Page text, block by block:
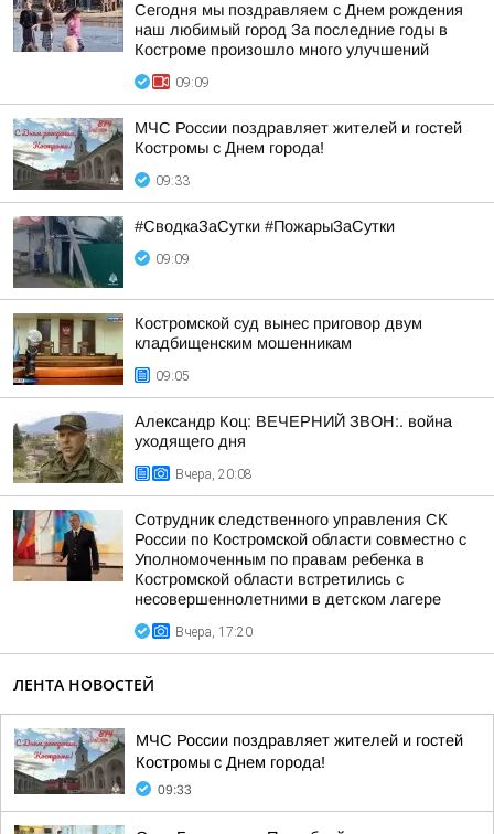
Сегодня мы поздравляем с Днем рождения
наш любимый город За последние годы в
Костроме произошло много улучшений
09:09
МЧС России поздравляет жителей и гостей
Костромы с Днем города!
09:33
#СводкаЗаСутки #ПожарыЗаСутки
09:09
Костромской суд вынес приговор двум
кладбищенским мошенникам
09:05
Александр Коц: ВЕЧЕРНИЙ ЗВОН:. война
уходящего дня
Вчера, 20:08
Сотрудник следственного управления СК
России по Костромской области совместно с
Уполномоченным по правам ребенка в
Костромской области встретились с
несовершеннолетними в детском лагере
Вчера, 17:20
ЛЕНТА НОВОСТЕЙ
МЧС России поздравляет жителей и гостей
Костромы с Днем города!
09:33